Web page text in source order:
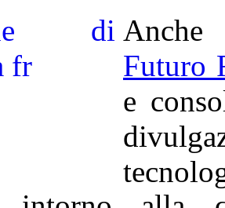
Anche
Futuro
e